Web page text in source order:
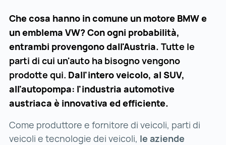
Che cosa hanno in comune un motore BMW e
un emblema VW? Con ogni probabilità,
entrambi provengono dall'Austria. Tutte le
parti di cui un'auto ha bisogno vengono
prodotte qui. Dall'intero veicolo, al SUV,
all'autopompa: l'industria automotive
austriaca è innovativa ed efficiente.
Come produttore e fornitore di veicoli, parti di
veicoli e tecnologie dei veicoli, le aziende